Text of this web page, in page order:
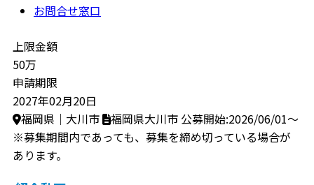
お問合せ窓口
上限金額
50万
申請期限
2027年02月20日
福岡県｜大川市
福岡県大川市 公募開始:2026/06/01～
※募集期間内であっても、募集を締め切っている場合が
あります。